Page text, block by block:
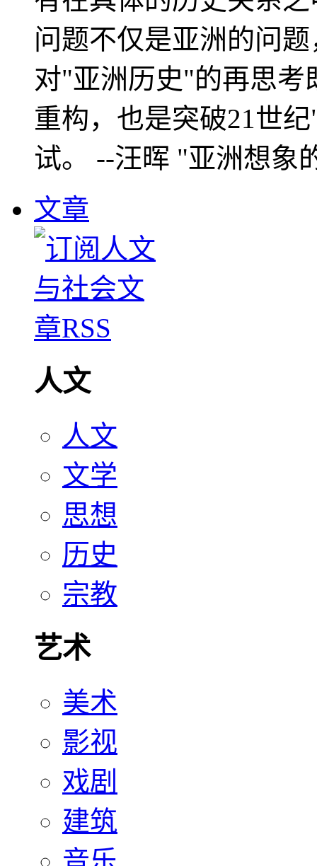
问题不仅是亚洲的问
对"亚洲历史"的再思考
重构，也是突破21世
试。 --汪晖 "亚洲想象
文章
人文
人文
文学
思想
历史
宗教
艺术
美术
影视
戏剧
建筑